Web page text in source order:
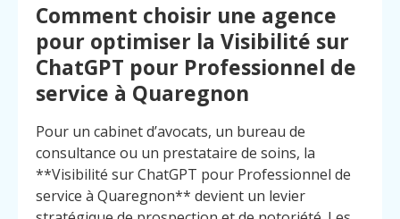
Comment choisir une agence
pour optimiser la Visibilité sur
ChatGPT pour Professionnel de
service à Quaregnon
Pour un cabinet d’avocats, un bureau de
consultance ou un prestataire de soins, la
**Visibilité sur ChatGPT pour Professionnel de
service à Quaregnon** devient un levier